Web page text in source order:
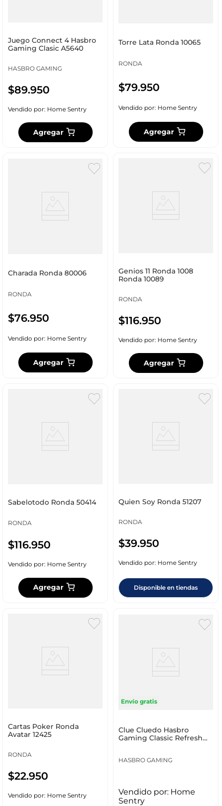
Juego Connect 4 Hasbro
Gaming Clasic A5640
HASBRO GAMING
$89.950
Vendido por: Home Sentry
Agregar
Torre Lata Ronda 10065
RONDA
$79.950
Vendido por: Home Sentry
Agregar
Charada Ronda 80006
RONDA
$76.950
Vendido por: Home Sentry
Agregar
Genios 11 Ronda 1008
Ronda 10089
RONDA
$116.950
Vendido por: Home Sentry
Agregar
Sabelotodo Ronda 50414
RONDA
$116.950
Vendido por: Home Sentry
Agregar
Quien Soy Ronda 51207
RONDA
$39.950
Vendido por: Home Sentry
Disponible en tiendas
Cartas Poker Ronda
Avatar 12425
RONDA
$22.950
Vendido por: Home Sentry
Envío gratis
Clue Cluedo Hasbro
Gaming Classic Refresh
HASBRO GAMING
Vendido por: Home
Sentry